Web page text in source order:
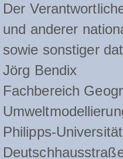
Der
und anderer
sowie sonstiger
Jörg Bendix
Fachbereich
Philipps-